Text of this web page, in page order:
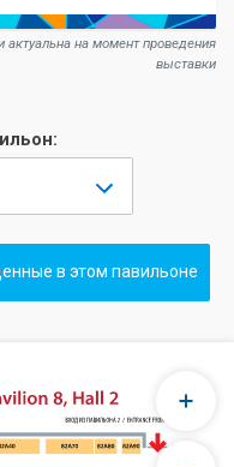
на момент проведения
выставки
в этом павильоне